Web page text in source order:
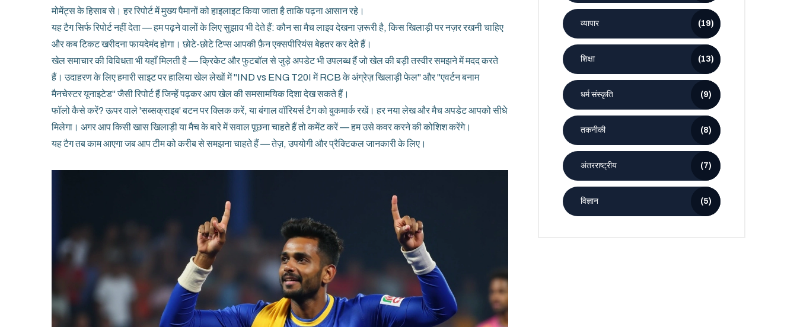
मोमेंट्स के हिसाब से। हर रिपोर्ट में मुख्य पैमानों को हाइलाइट किया जाता है ताकि पढ़ना आसान रहे।
यह टैग सिर्फ रिपोर्ट नहीं देता — हम पढ़ने वालों के लिए सुझाव भी देते हैं: कौन सा मैच लाइव देखना ज़रूरी है, किस खिलाड़ी पर नज़र रखनी चाहिए
और कब टिकट खरीदना फायदेमंद होगा। छोटे-छोटे टिप्स आपकी फ़ैन एक्सपीरियंस बेहतर कर देते हैं।
खेल समाचार की विविधता भी यहाँ मिलती है — क्रिकेट और फुटबॉल से जुड़े अपडेट भी उपलब्ध हैं जो खेल की बड़ी तस्वीर समझने में मदद करते
हैं। उदाहरण के लिए हमारी साइट पर हालिया खेल लेखों में "IND vs ENG T20I में RCB के अंग्रेज़ खिलाड़ी फेल" और "एवर्टन बनाम
मैनचेस्टर यूनाइटेड" जैसी रिपोर्ट हैं जिन्हें पढ़कर आप खेल की समसामयिक दिशा देख सकते हैं।
फॉलो कैसे करें? ऊपर वाले 'सब्सक्राइब' बटन पर क्लिक करें, या बंगाल वॉरियर्स टैग को बुकमार्क रखें। हर नया लेख और मैच अपडेट आपको सीधे
मिलेगा। अगर आप किसी खास खिलाड़ी या मैच के बारे में सवाल पूछना चाहते हैं तो कमेंट करें — हम उसे कवर करने की कोशिश करेंगे।
यह टैग तब काम आएगा जब आप टीम को करीब से समझना चाहते हैं — तेज़, उपयोगी और प्रैक्टिकल जानकारी के लिए।
व्यापार (19)
शिक्षा (13)
धर्म संस्कृति (9)
तकनीकी (8)
अंतरराष्ट्रीय (7)
विज्ञान (5)